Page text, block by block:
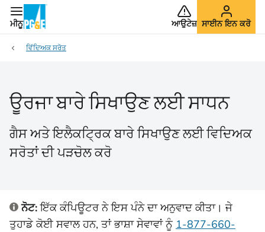
ਮੀਨੂ ਆਉਟੇਜ਼ ਸਾਈਨ ਇਨ ਕਰੋ
ਵਿੱਦਿਅਕ ਸਰੋਤ
ਊਰਜਾ ਬਾਰੇ ਸਿਖਾਉਣ ਲਈ ਸਾਧਨ
ਗੈਸ ਅਤੇ ਇਲੈਕਟ੍ਰਿਕ ਬਾਰੇ ਸਿਖਾਉਣ ਲਈ ਵਿਦਿਅਕ
ਸਰੋਤਾਂ ਦੀ ਪੜਚੋਲ ਕਰੋ
ਨੋਟ:ਇੱਕ ਕੰਪਿਊਟਰ ਨੇ ਇਸ ਪੰਨੇ ਦਾ ਅਨੁਵਾਦ ਕੀਤਾ। ਜੇ
ਤੁਹਾਡੇ ਕੋਈ ਸਵਾਲ ਹਨ, ਤਾਂ ਭਾਸ਼ਾ ਸੇਵਾਵਾਂ ਨੂੰ 1-877-660-